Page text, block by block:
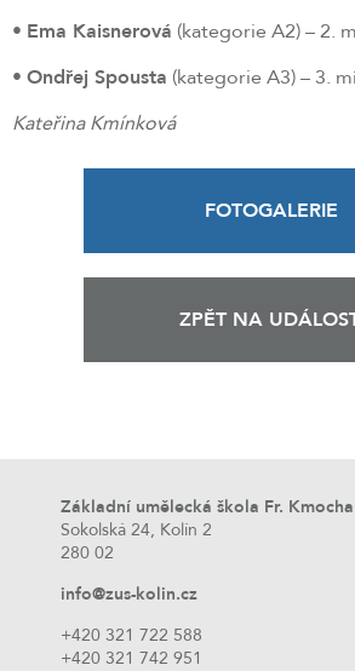
• Ema Kaisnerová (kategorie A2) – 2.
• Ondřej Spousta (kategorie A3) – 3.
Kateřina Kmínková
FOTOGALERIE
ZPĚT NA
Základní umělecká škola Fr.
Sokolská 24, Kolín 2
280 02
info@zus-kolin.cz
+420 321 722 588
+420 321 742 951